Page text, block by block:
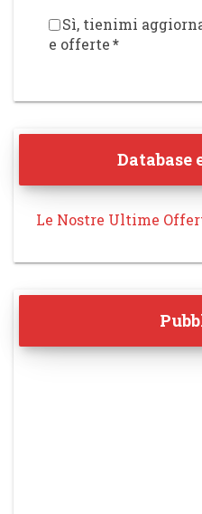
Sì, tienimi
e offerte*
Database
Le Nostre Ultime